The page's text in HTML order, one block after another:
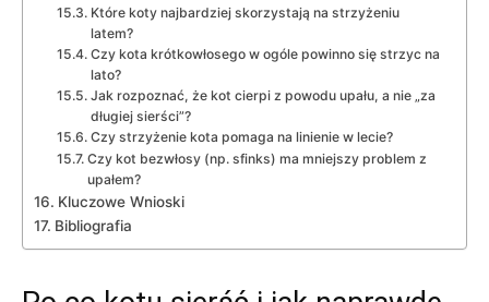
Które koty najbardziej skorzystają na strzyżeniu
latem?
Czy kota krótkowłosego w ogóle powinno się strzyc na
lato?
Jak rozpoznać, że kot cierpi z powodu upału, a nie „za
długiej sierści”?
Czy strzyżenie kota pomaga na linienie w lecie?
Czy kot bezwłosy (np. sfinks) ma mniejszy problem z
upałem?
Kluczowe Wnioski
Bibliografia